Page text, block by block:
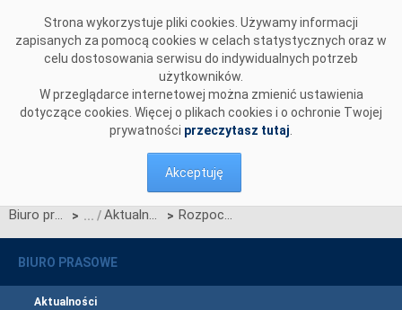
Strona wykorzystuje pliki cookies. Używamy informacji
zapisanych za pomocą cookies w celach statystycznych oraz w
celu dostosowania serwisu do indywidualnych potrzeb
użytkowników.
W przeglądarce internetowej można zmienić ustawienia
dotyczące cookies. Więcej o plikach cookies i o ochronie Twojej
prywatności przeczytasz tutaj
Akceptuję
Biuro prasowe > Aktualności > Rozpoczynamy konsultacje projektu Karty aktualizacji nr CC/06/2026 do IRiESP-OIRE
BIURO PRASOWE
Aktualności